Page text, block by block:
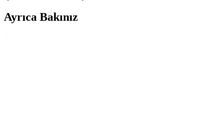
Ayrıca Bakınız